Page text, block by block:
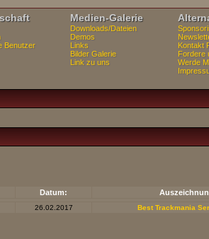
Medien-Galerie
Benutzer
Downloads/Dateien
Demos
Links
Bilder Galerie
Link zu uns
Kontakt
Fordere
Werde
Datum:
26.02.2017 Best Trackmania